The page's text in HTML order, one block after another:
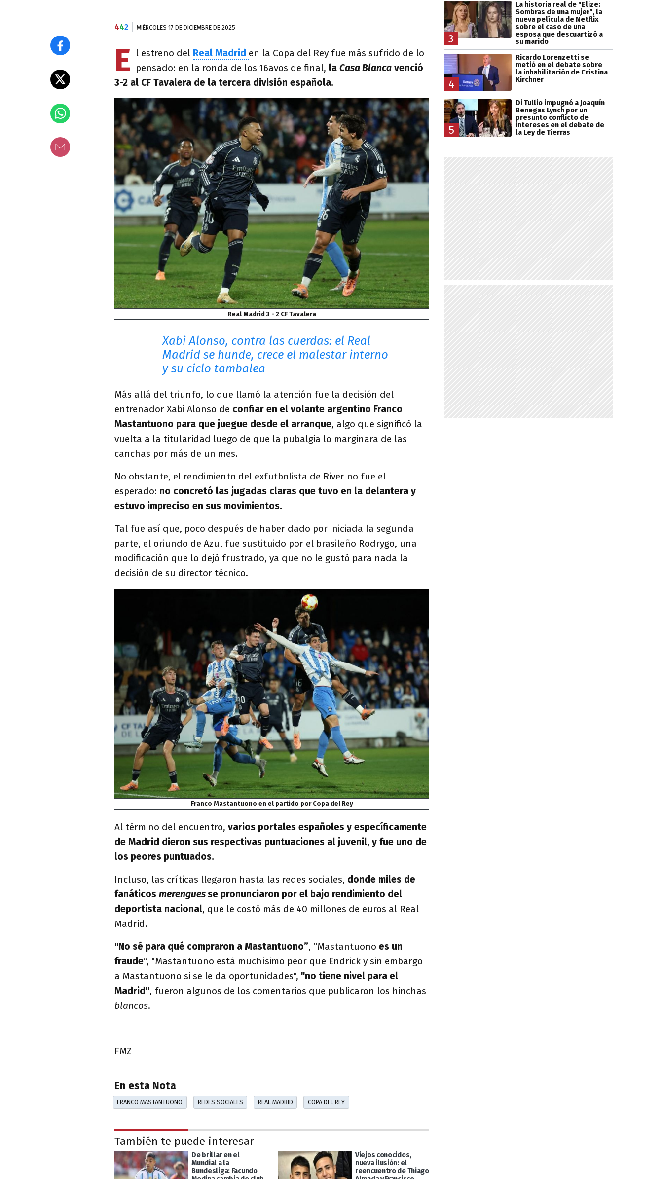
442 MIÉRCOLES 17 DE DICIEMBRE DE 2025
E l estreno del Real Madrid en la Copa del Rey fue más sufrido de lo
pensado: en la ronda de los 16avos de final, la Casa Blanca venció
3-2 al CF Tavalera de la tercera división española.
Real Madrid 3 - 2 CF Tavalera
Xabi Alonso, contra las cuerdas: el Real
Madrid se hunde, crece el malestar interno
y su ciclo tambalea
Más allá del triunfo, lo que llamó la atención fue la decisión del
entrenador Xabi Alonso de confiar en el volante argentino Franco
Mastantuono para que juegue desde el arranque, algo que significó la
vuelta a la titularidad luego de que la pubalgia lo marginara de las
canchas por más de un mes.
No obstante, el rendimiento del exfutbolista de River no fue el
esperado: no concretó las jugadas claras que tuvo en la delantera y
estuvo impreciso en sus movimientos.
Tal fue así que, poco después de haber dado por iniciada la segunda
parte, el oriundo de Azul fue sustituido por el brasileño Rodrygo, una
modificación que lo dejó frustrado, ya que no le gustó para nada la
decisión de su director técnico.
Franco Mastantuono en el partido por Copa del Rey
Al término del encuentro, varios portales españoles y específicamente
de Madrid dieron sus respectivas puntuaciones al juvenil, y fue uno de
los peores puntuados.
Incluso, las críticas llegaron hasta las redes sociales, donde miles de
fanáticos merenguesse pronunciaron por el bajo rendimiento del
deportista nacional, que le costó más de 40 millones de euros al Real
Madrid.
"No sé para qué compraron a Mastantuono”, “Mastantuono es un
fraude”, "Mastantuono está muchísimo peor que Endrick y sin embargo
a Mastantuono si se le da oportunidades", "no tiene nivel para el
Madrid", fueron algunos de los comentarios que publicaron los hinchas
blancos.
FMZ
En esta Nota
FRANCO MASTANTUONO REDES SOCIALES REAL MADRID COPA DEL REY
También te puede interesar
De brillar en el
Mundial a la
Bundesliga: Facundo
Viejos conocidos,
nueva ilusión: el
reencuentro de Thiago
3
La historia real de "Elize:
Sombras de una mujer", la
nueva película de Netflix
sobre el caso de una
esposa que descuartizó a
su marido
4
Ricardo Lorenzetti se
metió en el debate sobre
la inhabilitación de Cristina
Kirchner
5
Di Tullio impugnó a Joaquín
Benegas Lynch por un
presunto conflicto de
intereses en el debate de
la Ley de Tierras